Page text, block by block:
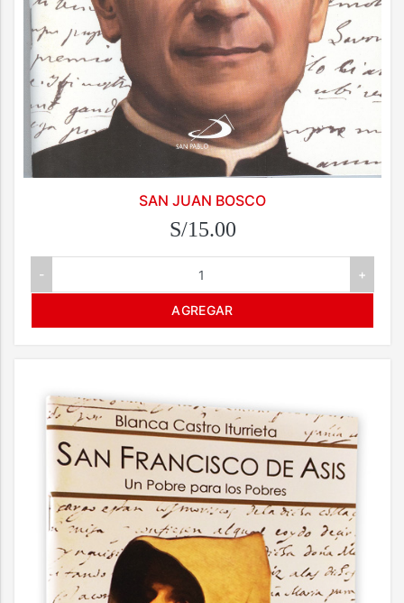
SAN JUAN BOSCO
S/15.00
- +
AGREGAR